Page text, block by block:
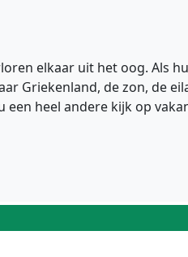
elkaar uit het oog. Als
Griekenland, de zon, de
heel andere kijk op